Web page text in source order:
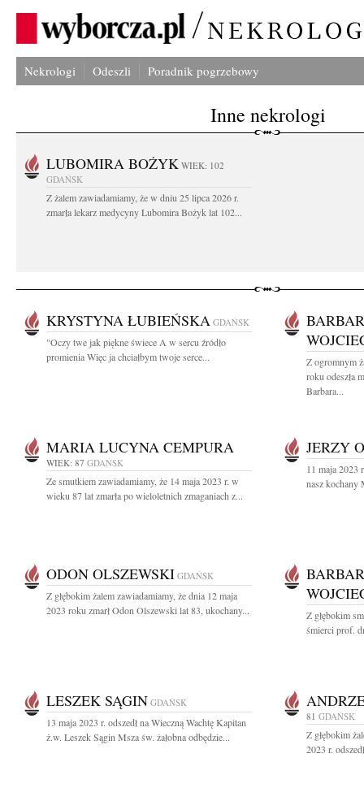
Nekrologi Odeszli Poradnik pogrzebowy
Inne nekrologi
LUBOMIRA BOŻYK WIEK: 102
GDAŃSK
Z żalem zawiadamiamy, że w dniu 25 lipca 2026 r.
zmarła lekarz medycyny Lubomira Bożyk lat 102...
KRYSTYNA ŁUBIEŃSKA GDAŃSK
"Oczy twe jak piękne świece A w sercu źródło
promienia Więc ja chciałbym twoje serce...
Z ogromnym
roku odeszła
Barbara...
MARIA LUCYNA CEMPURA
WIEK: 87 GDAŃSK
Ze smutkiem zawiadamiamy, że 14 maja 2023 r. w
wieku 87 lat zmarła po wieloletnich zmaganiach z...
JERZY
11 maja 2023
nasz kochany
ODON OLSZEWSKI GDAŃSK
Z głębokim żalem zawiadamiamy, że dnia 12 maja
2023 roku zmarł Odon Olszewski lat 83, ukochany...
Z głębokim
śmierci prof.
LESZEK SĄGIN GDAŃSK
13 maja 2023 r. odszedł na Wieczną Wachtę Kapitan
ż.w. Leszek Sągin Msza św. żałobna odbędzie...
81 GDAŃSK
Z głębokim
2023 r.